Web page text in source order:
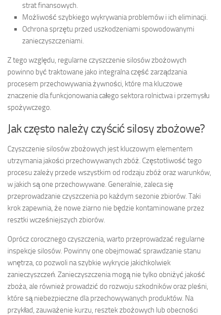
strat finansowych.
Możliwość szybkiego wykrywania problemów i ich eliminacji.
Ochrona sprzętu przed uszkodzeniami spowodowanymi
zanieczyszczeniami.
Z tego względu, regularne czyszczenie silosów zbożowych
powinno być traktowane jako integralna część zarządzania
procesem przechowywania żywności, które ma kluczowe
znaczenie dla funkcjonowania całego sektora rolnictwa i przemysłu
spożywczego.
Jak często należy czyścić silosy zbożowe?
Czyszczenie silosów zbożowych jest kluczowym elementem
utrzymania jakości przechowywanych zbóż. Częstotliwość tego
procesu zależy przede wszystkim od rodzaju zbóż oraz warunków,
w jakich są one przechowywane. Generalnie, zaleca się
przeprowadzanie czyszczenia po każdym sezonie zbiorów. Taki
krok zapewnia, że nowe ziarno nie będzie kontaminowane przez
resztki wcześniejszych zbiorów.
Oprócz corocznego czyszczenia, warto przeprowadzać regularne
inspekcje silosów. Powinny one obejmować sprawdzanie stanu
wnętrza, co pozwoli na szybkie wykrycie jakichkolwiek
zanieczyszczeń. Zanieczyszczenia mogą nie tylko obniżyć jakość
zboża, ale również prowadzić do rozwoju szkodników oraz pleśni,
które są niebezpieczne dla przechowywanych produktów. Na
przykład, zauważenie kurzu, resztek zbożowych lub obecności